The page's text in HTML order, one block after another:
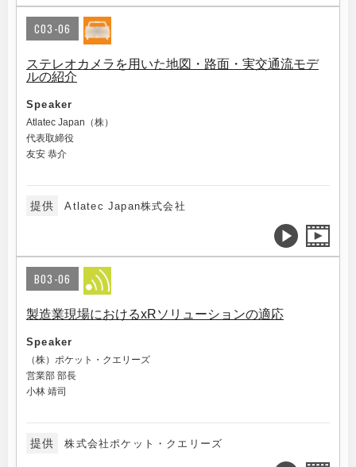
C03-06
ステレオカメラを用いた地図・路面・実交通流モデ
ルの紹介
Speaker
Atlatec Japan（株）
代表取締役
友安 恭介
提供 Atlatec Japan株式会社
B03-06
製造業現場におけるxRソリューションの適応
Speaker
（株）ポケット・クエリーズ
営業部 部長
小林 靖司
提供 株式会社ポケット・クエリーズ